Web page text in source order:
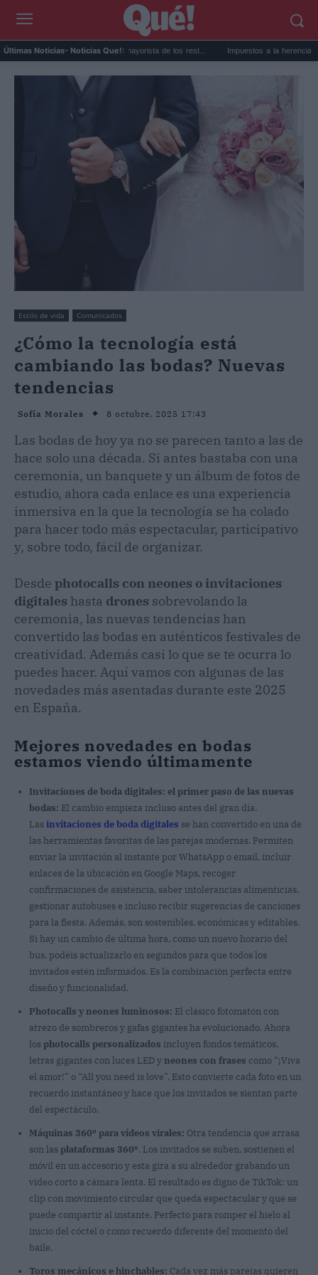
Últimas Noticias- Noticias Que!:
buenos en Madrid: el mayorista de los rest... Impuestos a la herencia de
Estilo de vida Comunicados
¿Cómo la tecnología está
cambiando las bodas? Nuevas
tendencias
Sofía Morales 8 octubre, 2025 17:43
Las bodas de hoy ya no se parecen tanto a las de
hace solo una década. Si antes bastaba con una
ceremonia, un banquete y un álbum de fotos de
estudio, ahora cada enlace es una experiencia
inmersiva en la que la tecnología se ha colado
para hacer todo más espectacular, participativo
y, sobre todo, fácil de organizar.
Desde photocalls con neones o invitaciones
digitales hasta drones sobrevolando la
ceremonia, las nuevas tendencias han
convertido las bodas en auténticos festivales de
creatividad. Además casi lo que se te ocurra lo
puedes hacer. Aquí vamos con algunas de las
novedades más asentadas durante este 2025
en España.
Mejores novedades en bodas
estamos viendo últimamente
Invitaciones de boda digitales: el primer paso de las nuevas
bodas: El cambio empieza incluso antes del gran día.
Lasinvitaciones de boda digitales se han convertido en una de
las herramientas favoritas de las parejas modernas. Permiten
enviar la invitación al instante por WhatsApp o email, incluir
enlaces de la ubicación en Google Maps, recoger
confirmaciones de asistencia, saber intolerancias alimenticias,
gestionar autobuses e incluso recibir sugerencias de canciones
para la fiesta. Además, son sostenibles, económicas y editables.
Si hay un cambio de última hora, como un nuevo horario del
bus, podéis actualizarlo en segundos para que todos los
invitados estén informados. Es la combinación perfecta entre
diseño y funcionalidad.
Photocalls y neones luminosos: El clásico fotomatón con
atrezo de sombreros y gafas gigantes ha evolucionado. Ahora
los photocalls personalizados incluyen fondos temáticos,
letras gigantes con luces LED yneones con frases como “¡Viva
el amor!” o “All you need is love”. Esto convierte cada foto en un
recuerdo instantáneo y hace que los invitados se sientan parte
del espectáculo.
Máquinas 360º para vídeos virales: Otra tendencia que arrasa
son las plataformas 360º. Los invitados se suben, sostienen el
móvil en un accesorio y esta gira a su alrededor grabando un
vídeo corto a cámara lenta. El resultado es digno de TikTok: un
clip con movimiento circular que queda espectacular y que se
puede compartir al instante. Perfecto para romper el hielo al
inicio del cóctel o como recuerdo diferente del momento del
baile.
Toros mecánicos e hinchables: Cada vez más parejas quieren